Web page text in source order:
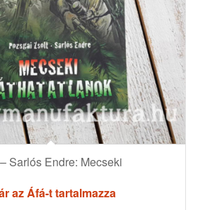
Sarlós Endre: Mecseki
az Áfá-t tartalmazza